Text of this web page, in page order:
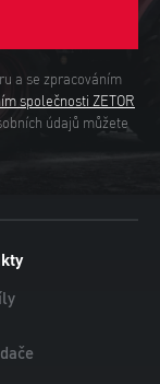
a se zpracováním
společnosti ZETOR
údajů můžete